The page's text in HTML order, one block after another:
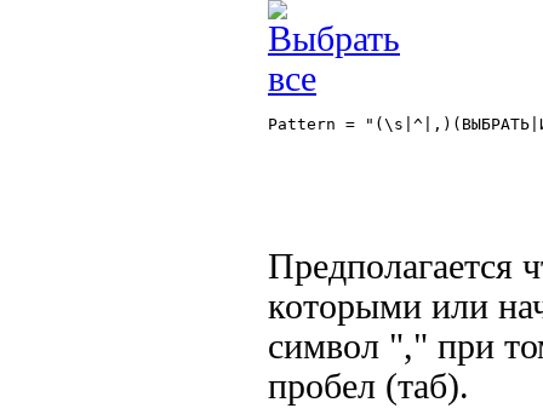
Pattern =
Предполагается
которыми или
символ "," при
пробел (таб).